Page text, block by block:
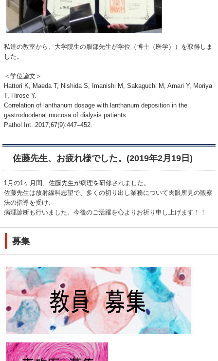
私達の教室から、大学院生の服部先生が学位（博士（医学））を取得しま
した。
＜学位論文＞
Hattori K, Maeda T, Nishida S, Imanishi M, Sakaguchi M, Amari Y, Moriya
T, Hirose Y.
Correlation of lanthanum dosage with lanthanum deposition in the
gastroduodenal mucosa of dialysis patients.
Pathol Int. 2017;67(9):447–452.
佐藤先生、お疲れ様でした。(2019年2月19日)
1月の1ヶ月間、佐藤先生が病理を研修されました。
佐藤先生は放射線科志望で、多くの切り出し業務について肉眼所見の観察
法の指導を受け、
病理診断も行いました。今後のご活躍を心よりお祈り申し上げます！！
募集